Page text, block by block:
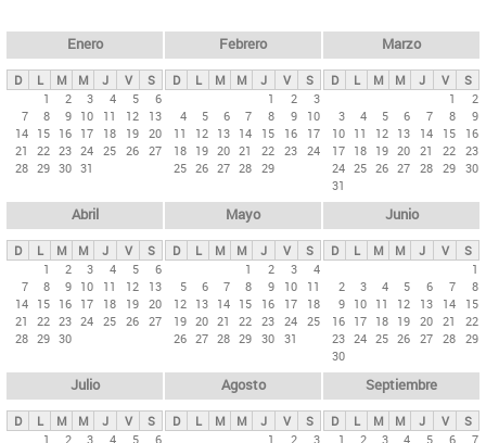
ds
p
n
c
i
p
e
Enero
D L M M J V
S
1
2 3 4 5
6
7
8 9 10 11 12
13
14 15 16 17 18 19 20
21
22 23 24 25 26 27
28 29 30 31
Febrero
D L M M J V
S
1
2
3
4
5 6 7 8 9
10
11
12 13 14 15 16
17
18 19 20 21 22 23 24
25 26 27 28 29
Marzo
D L M M J V
S
1
2
3
4 5 6 7 8
9
10 11 12 13 14 15
16
17 18 19 20 21 22 23
24 25 26 27 28 29 30
31
Abril
D L M M J V
S
1
2 3 4 5
6
7
8 9 10 11 12
13
14 15 16 17 18 19 20
21
22 23 24 25 26 27
28 29 30
Mayo
D L M M J V
S
1
2 3
4
5
6 7 8 9 10
11
12 13 14 15 16 17
18
19 20 21 22 23 24 25
26 27 28 29 30 31
Junio
D L M M J V
S
1
2
3 4 5 6 7
8
9 10 11 12 13 14
15
16 17 18 19 20 21
22
23 24 25 26 27 28 29
30
Julio
D L M M J V
S
1
2 3 4 5 6
Agosto
D L M M J V
S
1
2 3
Septiembre
D L M M J V
S
1
2 3 4 5 6 7